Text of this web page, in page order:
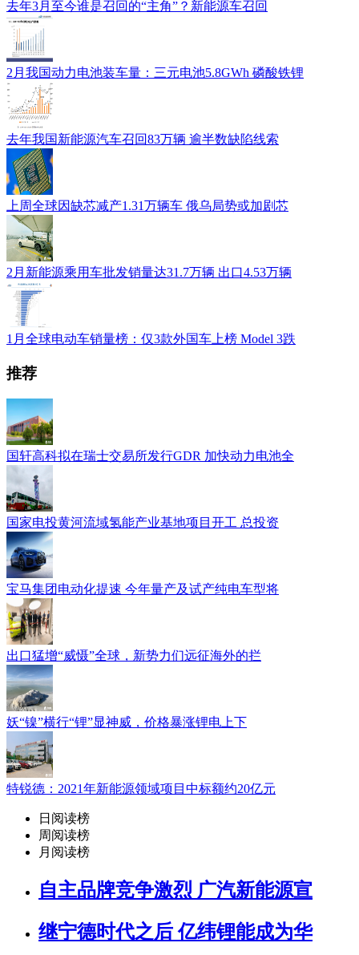
去年3月至今谁是召回的“主角”？新能源车召回
2月我国动力电池装车量：三元电池5.8GWh 磷酸铁锂
去年我国新能源汽车召回83万辆 逾半数缺陷线索
上周全球因缺芯减产1.31万辆车 俄乌局势或加剧芯
2月新能源乘用车批发销量达31.7万辆 出口4.53万辆
1月全球电动车销量榜：仅3款外国车上榜 Model 3跌
推荐
国轩高科拟在瑞士交易所发行GDR 加快动力电池全
国家电投黄河流域氢能产业基地项目开工 总投资
宝马集团电动化提速 今年量产及试产纯电车型将
出口猛增“威慑”全球，新势力们远征海外的拦
妖“镍”横行“锂”显神威，价格暴涨锂电上下
特锐德：2021年新能源领域项目中标额约20亿元
日阅读榜
周阅读榜
月阅读榜
自主品牌竞争激烈 广汽新能源宣
继宁德时代之后 亿纬锂能成为华